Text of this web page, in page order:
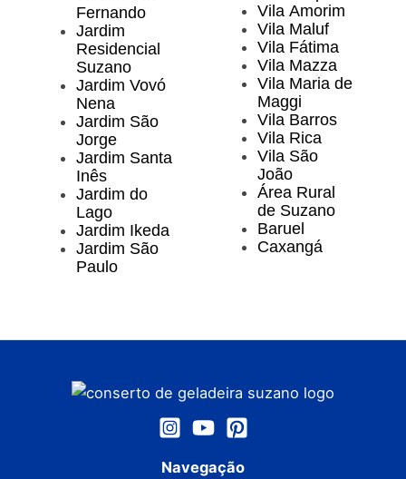
Fernando
Jardim
Residencial
Suzano
Jardim Vovó
Nena
Jardim São
Jorge
Jardim Santa
Inês
Jardim do
Lago
Jardim Ikeda
Jardim São
Paulo
Vila Amorim
Vila Maluf
Vila Fátima
Vila Mazza
Vila Maria de
Maggi
Vila Barros
Vila Rica
Vila São
João
Área Rural
de Suzano
Baruel
Caxangá
Navegação